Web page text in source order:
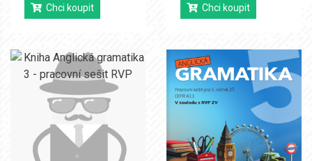
Chci koupit Chci koupit